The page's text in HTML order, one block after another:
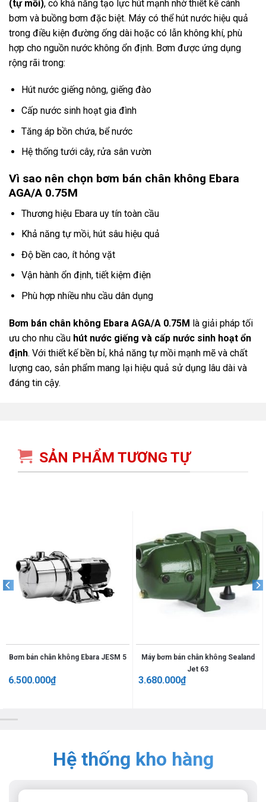
(tự mồi), có khả năng tạo lực hút mạnh nhờ thiết kế cánh
bơm và buồng bơm đặc biệt. Máy có thể hút nước hiệu quả
trong điều kiện đường ống dài hoặc có lẫn không khí, phù
hợp cho nguồn nước không ổn định. Bơm được ứng dụng
rộng rãi trong:
Hút nước giếng nông, giếng đào
Cấp nước sinh hoạt gia đình
Tăng áp bồn chứa, bể nước
Hệ thống tưới cây, rửa sân vườn
Vì sao nên chọn bơm bán chân không Ebara
AGA/A 0.75M
Thương hiệu Ebarauy tín toàn cầu
Khả năng tự mồi, hút sâu hiệu quả
Độ bền cao, ít hỏng vặt
Vận hành ổn định, tiết kiệm điện
Phù hợp nhiều nhu cầu dân dụng
Bơm bán chân không Ebara AGA/A 0.75M là giải pháp tối
ưu cho nhu cầu hút nước giếng và cấp nước sinh hoạt ổn
định. Với thiết kế bền bỉ, khả năng tự mồi mạnh mẽ và chất
lượng cao, sản phẩm mang lại hiệu quả sử dụng lâu dài và
đáng tin cậy.
SẢN PHẨM TƯƠNG TỰ
Bơm bán chân không Ebara JESM 5
6.500.000₫
Máy bơm bán chân không Sealand
Jet 63
3.680.000₫
Hệ thống kho hàng